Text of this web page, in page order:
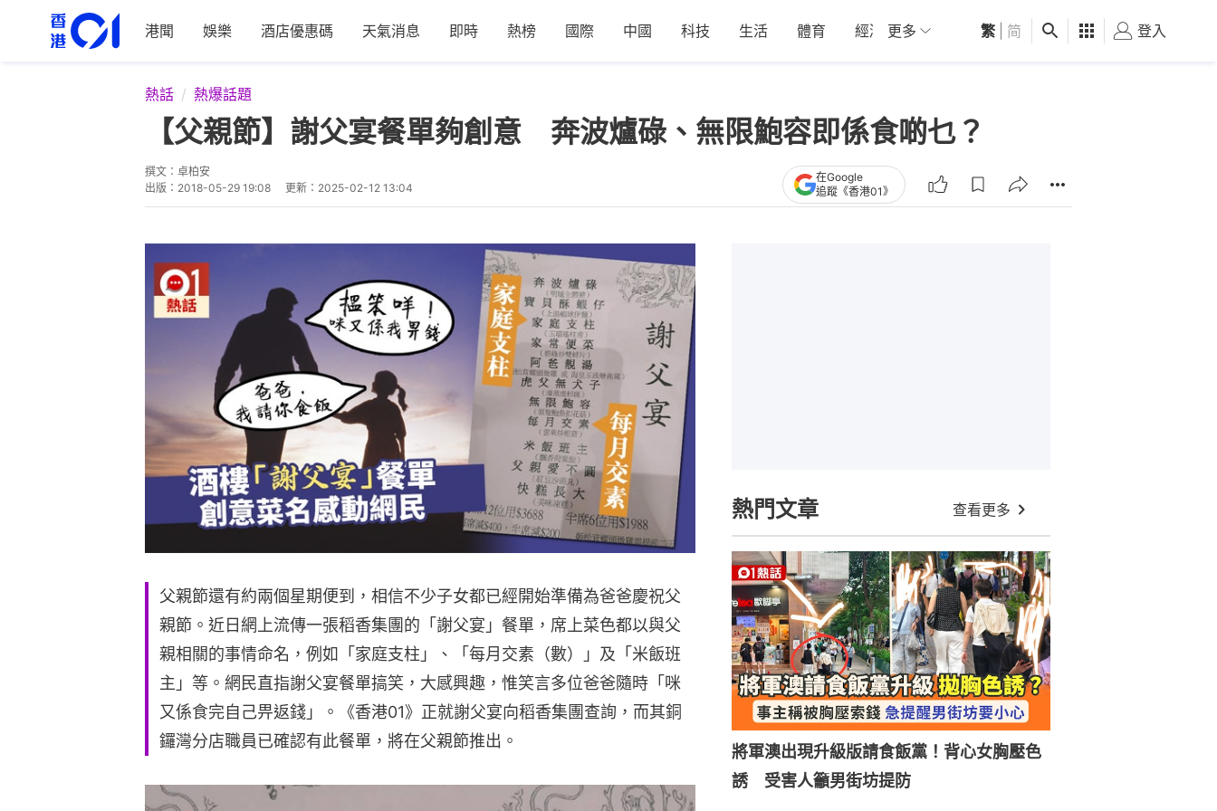
港聞 娛樂 酒店優惠碼 天氣消息 即時 熱榜 國際 中國 科技 生活 體育 經濟 01深圳 觀點 健康 好食玩飛
更多 繁 简 登入
熱話 熱爆話題
【父親節】謝父宴餐單夠創意 奔波爐碌、無限鮑容即係食啲乜？
撰文： 卓柏安
出版： 2018-05-29 19:08 更新： 2025-02-12 13:04
在Google
追蹤《香港01》
父親節還有約兩個星期便到，相信不少子女都已經開始準備為爸爸慶祝父
親節。近日網上流傳一張稻香集團的「謝父宴」餐單，席上菜色都以與父
親相關的事情命名，例如「家庭支柱」、「每月交素（數）」及「米飯班
主」等。網民直指謝父宴餐單搞笑，大感興趣，惟笑言多位爸爸隨時「咪
又係食完自己畀返錢」。《香港01》正就謝父宴向稻香集團查詢，而其銅
鑼灣分店職員已確認有此餐單，將在父親節推出。
熱門文章 查看更多
將軍澳出現升級版請食飯黨！背心女胸壓色
誘 受害人籲男街坊提防